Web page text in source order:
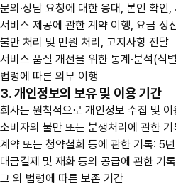
문의·상담 요청에 대한 응대, 본인 확인,
서비스 제공에 관한 계약 이행, 요금 정
불만 처리 및 민원 처리, 고지사항 전달
서비스 품질 개선을 위한 통계·분석(식
법령에 따른 의무 이행
3. 개인정보의 보유 및 이용 기간
회사는 원칙적으로 개인정보 수집 및
소비자의 불만 또는 분쟁처리에 관한 기
계약 또는 청약철회 등에 관한 기록: 5
대금결제 및 재화 등의 공급에 관한 기
그 외 법령에 따른 보존 기간